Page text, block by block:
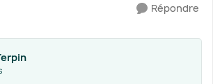
Répondre